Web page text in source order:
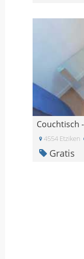
4554 Etziken
Gratis